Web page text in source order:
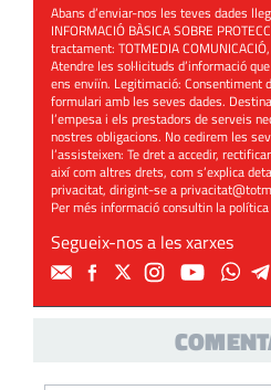
Abans d’enviar-nos les teves dades
INFORMACIÓ BÀSICA SOBRE
tractament: TOTMEDIA
Atendre les sol·licituds d’informació
ens enviïn. Legitimació: Consentiment
formulari amb les seves dades.
l’empesa i els prestadors de serveis
nostres obligacions. No cedirem les
l’assisteixen: Te dret a accedir,
així com altres drets, com s’explica
privacitat, dirigint-se a
Per més informació consultin la
Segueix-nos a les xarxes